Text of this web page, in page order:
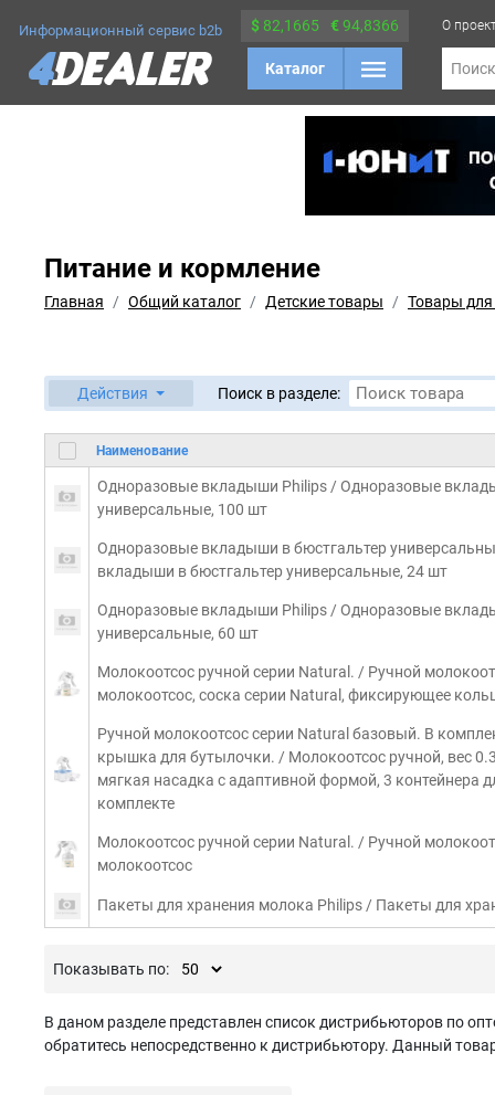
Информационный сервис b2b $ 82,1665 €94,8366
Каталог
О
Поиск
Питание и кормление
Главная Общий каталог Детские товары Товары
Действия Поиск в разделе:
Наименование
Одноразовые вкладыши Philips / Одноразовые
универсальные, 100 шт
Одноразовые вкладыши в бюстгальтер
вкладыши в бюстгальтер универсальные, 24 шт
Одноразовые вкладыши Philips / Одноразовые
универсальные, 60 шт
Молокоотсос ручной серии Natural. / Ручной
молокоотсос, соска серии Natural, фиксирующее
Ручной молокоотсос серии Natural базовый. В
крышка для бутылочки. / Молокоотсос ручной, вес
мягкая насадка с адаптивной формой, 3 контейнера
комплекте
Молокоотсос ручной серии Natural. / Ручной
молокоотсос
Пакеты для хранения молока Philips / Пакеты для
Показывать по:
В даном разделе представлен список дистрибьюторов по
обратитесь непосредственно к дистрибьютору. Данный